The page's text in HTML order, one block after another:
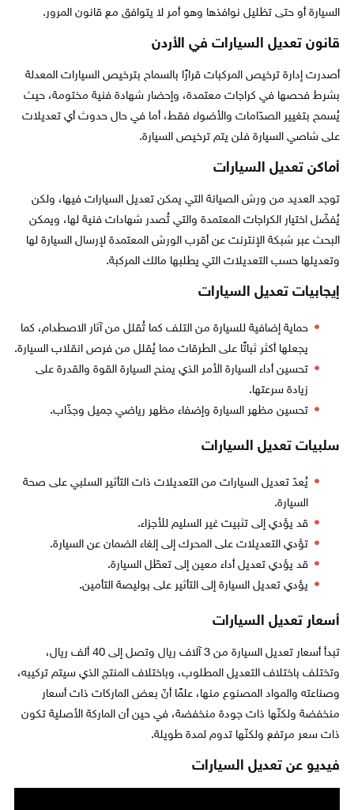
السيارة أو حتى تظليل نوافذها وهو أمر لا يتوافق مع قانون المرور.
قانون تعديل السيارات في الأردن
أصدرت إدارة ترخيص المركبات قرارًا بالسماح بترخيص السيارات المعدلة
بشرط فحصها في كراجات معتمدة، وإحضار شهادة فنية مختومة، حيث
يُسمح بتغيير الصدّامات والأضواء فقط، أما في حال حدوث أي تعديلات
على شاصي السيارة فلن يتم ترخيص السيارة.
أماكن تعديل السيارات
توجد العديد من ورش الصيانة التي يمكن تعديل السيارات فيها، ولكن
يُفضّل اختيار الكراجات المعتمدة والتي تُصدر شهادات فنية لها، ويمكن
البحث عبر شبكة الإنترنت عن أقرب الورش المعتمدة لإرسال السيارة لها
وتعديلها حسب التعديلات التي يطلبها مالك المركبة.
إيجابيات تعديل السيارات
حماية إضافية للسيارة من التلف كما تُقلل من آثار الاصطدام، كما
يجعلها أكثر ثباتًا على الطرقات مما يُقلل من فرص انقلاب السيارة.
تحسين أداء السيارة الأمر الذي يمنح السيارة القوة والقدرة على
زيادة سرعتها.
تحسين مظهر السيارة وإضفاء مظهر رياضي جميل وجذّاب.
سلبيات تعديل السيارات
يُعدّ تعديل السيارات من التعديلات ذات التأثير السلبي على صحة
السيارة.
قد يؤدي إلى تثبيت غير السليم للأجزاء.
تؤدي التعديلات على المحرك إلى إلغاء الضمان عن السيارة.
قد يؤدي تعديل أداء معين إلى تعطّل السيارة.
يؤدي تعديل السيارة إلى التأثير على بوليصة التأمين.
أسعار تعديل السيارات
تبدأ أسعار تعديل السيارة من 3 آلاف ريال وتصل إلى 40 ألف ريال،
وتختلف باختلاف التعديل المطلوب، وباختلاف المنتج الذي سيتم تركيبه،
وصناعته والمواد المصنوع منها، علمًا أنّ بعض الماركات ذات أسعار
منخفضة ولكنّها ذات جودة منخفضة، في حين أن الماركة الأصلية تكون
ذات سعر مرتفع ولكنّها تدوم لمدة طويلة.
فيديو عن تعديل السيارات